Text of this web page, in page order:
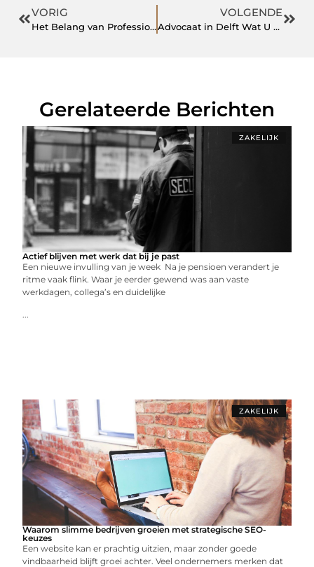
VORIG
Het Belang van Professionele Car Detailing voor Uw Voertuig
VOLGENDE
Advocaat in Delft Wat U Moet Weten voor Uw Juridische Behoeften
Gerelateerde Berichten
ZAKELIJK
Actief blijven met werk dat bij je past
Een nieuwe invulling van je week Na je pensioen verandert je
ritme vaak flink. Waar je eerder gewend was aan vaste
werkdagen, collega’s en duidelijke
...
ZAKELIJK
Waarom slimme bedrijven groeien met strategische SEO-
keuzes
Een website kan er prachtig uitzien, maar zonder goede
vindbaarheid blijft groei achter. Veel ondernemers merken dat